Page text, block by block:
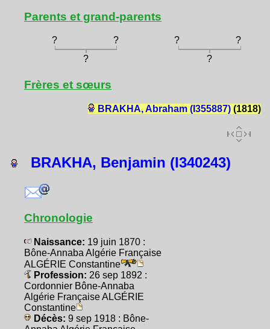
Parents et grand-parents
? ? ?
?
?
?
Frères et sœurs
BRAKHA, Abraham (I355887)(1818)
BRAKHA, Benjamin (I340243)
Chronologie
Naissance: 19 juin 1870 :
Bône-Annaba Algérie Française
ALGÉRIE Constantine
Profession: 26 sep 1892 :
Cordonnier Bône-Annaba
Algérie Française ALGÉRIE
Constantine
Décès: 9 sep 1918 : Bône-